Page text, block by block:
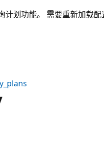
计划功能。 需要重新加载配